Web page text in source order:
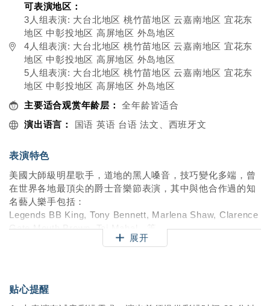
可表演地区：
3人组表演: 大台北地区 桃竹苗地区 云嘉南地区 宜花东
地区 中彰投地区 高屏地区 外岛地区
4人组表演: 大台北地区 桃竹苗地区 云嘉南地区 宜花东
地区 中彰投地区 高屏地区 外岛地区
5人组表演: 大台北地区 桃竹苗地区 云嘉南地区 宜花东
地区 中彰投地区 高屏地区 外岛地区
主要适合观赏年龄层：
全年龄皆适合
演出语言：
国语 英语 台语 法文、西班牙文
表演特色
美國大師級明星歌手，道地的黑人嗓音，技巧變化多端，曾
在世界各地最頂尖的爵士音樂節表演，其中與他合作過的知
名藝人樂手包括：
Legends BB King, Tony Bennett, Marlena Shaw, Clarence
Gate Mouth Brown, Taj Mahal…等。
可演唱五種不同語言的歌曲
展开
贴心提醒